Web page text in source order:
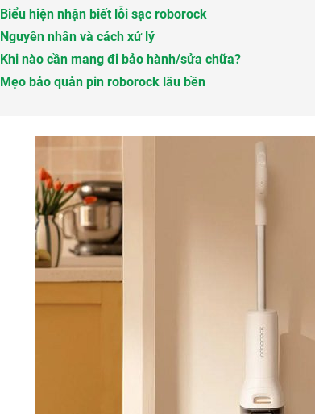
Biểu hiện nhận biết lỗi sạc roborock
Nguyên nhân và cách xử lý
Khi nào cần mang đi bảo hành/sửa chữa?
Mẹo bảo quản pin roborock lâu bền